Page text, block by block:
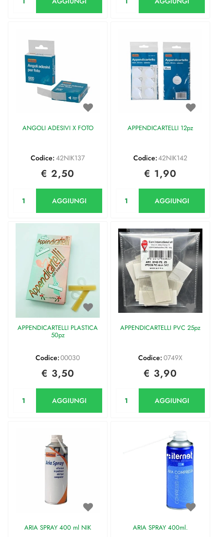
ANGOLI ADESIVI X FOTO
Codice: 42NIK137
€ 2,50
AGGIUNGI
APPENDICARTELLI 12pz
Codice:42NIK142
€ 1,90
AGGIUNGI
APPENDICARTELLI PLASTICA
50pz
Codice:00030
€ 3,50
AGGIUNGI
APPENDICARTELLI PVC 25pz
Codice: 0749X
€ 3,90
AGGIUNGI
ARIA SPRAY 400 ml NIK ARIA SPRAY 400ml.